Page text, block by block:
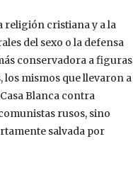
religión cristiana y a la
del sexo o la defensa
conservadora a figuras
los mismos que llevaron a
Blanca contra
rusos, sino
salvada por